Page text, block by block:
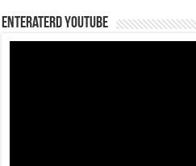
EnterateRD YOUTUBE